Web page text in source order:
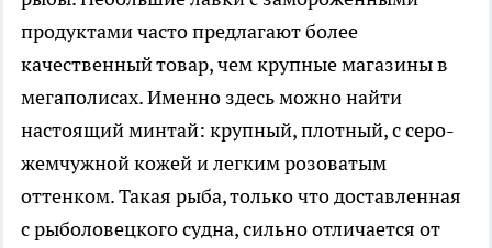
продуктами часто предлагают более
качественный товар, чем крупные магазины в
мегаполисах. Именно здесь можно найти
настоящий минтай: крупный, плотный, с серо-
жемчужной кожей и легким розоватым
оттенком. Такая рыба, только что доставленная
с рыболовецкого судна, сильно отличается от